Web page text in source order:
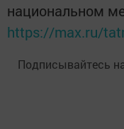
национальном
https://max.ru/
Подписывайтесь